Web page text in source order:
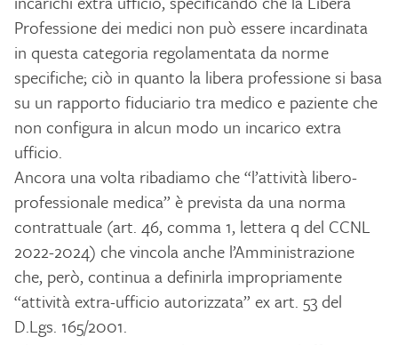
Professione dei medici non può essere incardinata
in questa categoria regolamentata da norme
specifiche; ciò in quanto la libera professione si basa
su un rapporto fiduciario tra medico e paziente che
non configura in alcun modo un incarico extra
ufficio.
Ancora una volta ribadiamo che “l’attività libero-
professionale medica” è prevista da una norma
contrattuale (art. 46, comma 1, lettera q del CCNL
2022-2024) che vincola anche l’Amministrazione
che, però, continua a definirla impropriamente
“attività extra-ufficio autorizzata” ex art. 53 del
D.Lgs. 165/2001.